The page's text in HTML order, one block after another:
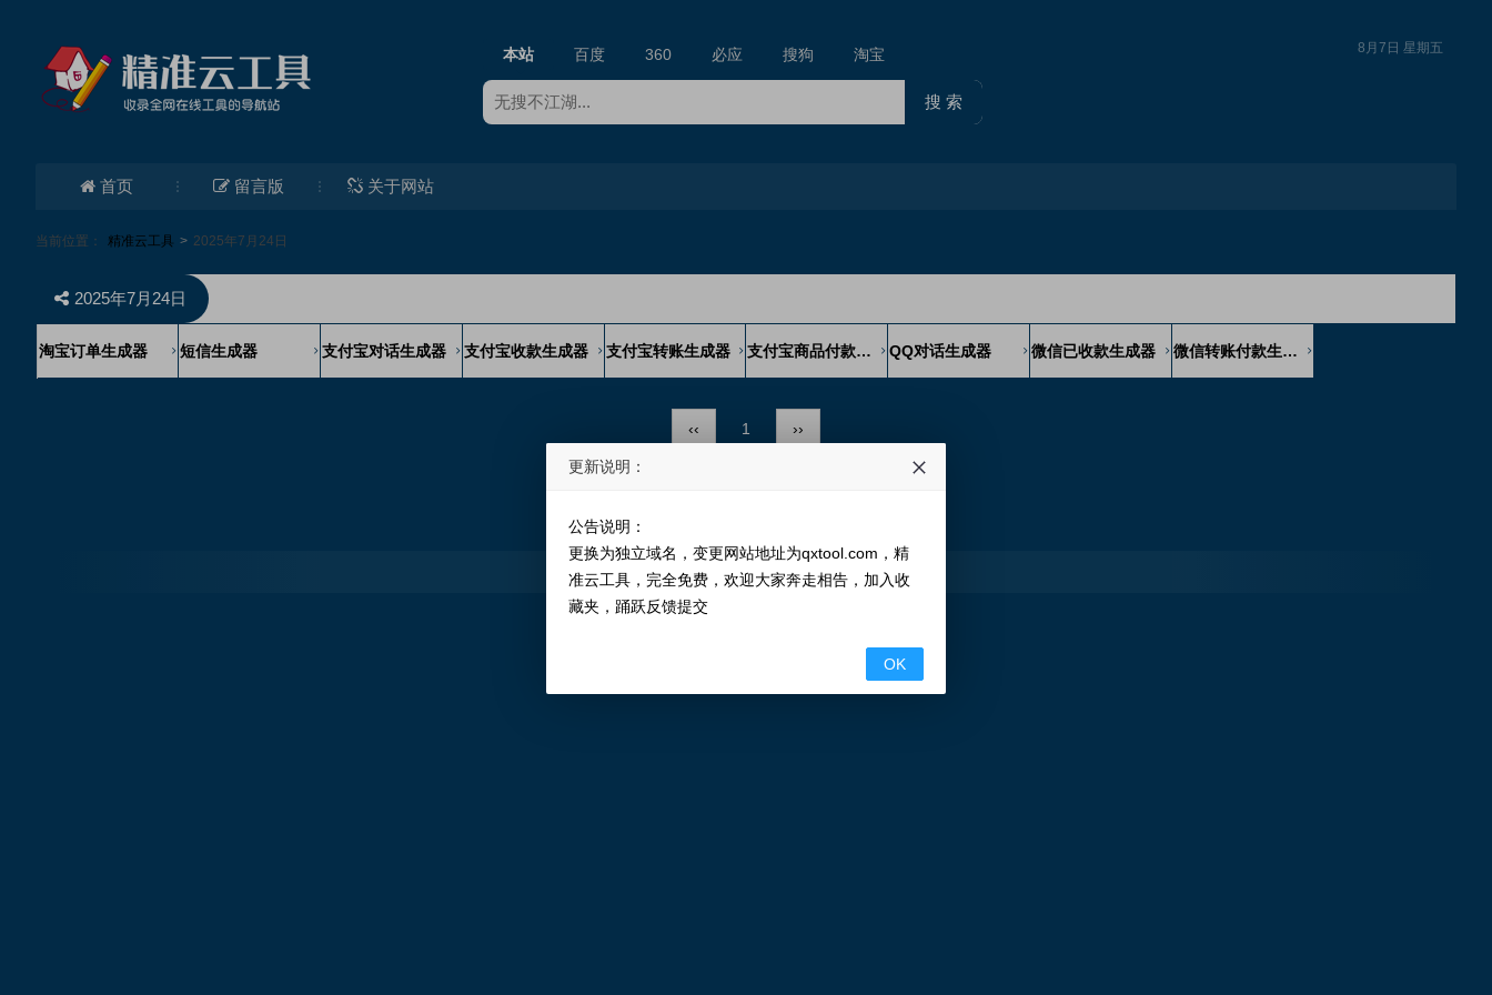
本站 百度 360 必应 搜狗 淘宝 8月7日 星期五
首页 留言版 关于网站
当前位置： 精准云工具 > 2025年7月24日
2025年7月24日
淘宝订单生成器 短信生成器 支付宝对话生成器 支付宝收款生成器 支付宝转账生成器 支付宝商品付款生成器 QQ对话生成器 微信已收款生成器 微信转账付款生成器
‹‹ 1 ››
精准云工具 © 2026
更新说明：
公告说明：
更换为独立域名，变更网站地址为qxtool.com，精
准云工具，完全免费，欢迎大家奔走相告，加入收
藏夹，踊跃反馈提交
OK